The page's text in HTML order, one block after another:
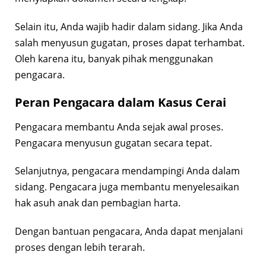
Selain itu, Anda wajib hadir dalam sidang. Jika Anda
salah menyusun gugatan, proses dapat terhambat.
Oleh karena itu, banyak pihak menggunakan
pengacara.
Peran Pengacara dalam Kasus Cerai
Pengacara membantu Anda sejak awal proses.
Pengacara menyusun gugatan secara tepat.
Selanjutnya, pengacara mendampingi Anda dalam
sidang. Pengacara juga membantu menyelesaikan
hak asuh anak dan pembagian harta.
Dengan bantuan pengacara, Anda dapat menjalani
proses dengan lebih terarah.